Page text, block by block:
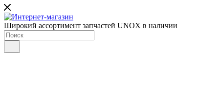
Широкий ассортимент запчастей UNOX в наличии